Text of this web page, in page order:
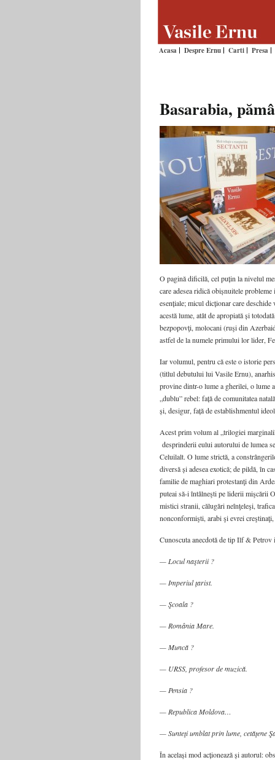
Acasa Despre Ernu Carti Presa
Basarabia,
O pagină dificilă, cel puțin la nivelul
care adesea ridică obișnuitele
esențiale; micul dicționar care
acestă lume, atât de apropiată și
bezpopovţi, molocani (ruşi din
astfel de la numele primului lor lider,
Iar volumul, pentru că este o istorie
(titlul debutului lui Vasile Ernu),
provine dintr-o lume a gherilei, o lume
„dublu” rebel: față de comunitatea
și, desigur, față de establishmentul
Acest prim volum al „trilogiei
desprinderii eului autorului de lumea
Celuilalt. O lume strictă, a
diversă și adesea exotică; de pildă, în
familie de maghiari protestanţi din
puteai să-i întâlneşti pe liderii miş­cării
mistici stranii, călugări neîn­ţeleşi,
nonconformişti, arabi şi evrei
Cunoscuta anecdotă de tip Ilf & Petrov
— Locul naşterii ?
— Imperiul ţarist.
— Şcoala ?
— România Mare.
— Muncă ?
— URSS, profesor de muzică.
— Pensia ?
— Republica Moldova…
— Sunteţi umblat prin lume, cetăţene
În același mod acționează și autorul: